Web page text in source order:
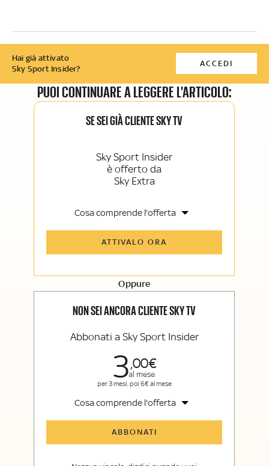
Hai già attivato
Sky Sport Insider?
ACCEDI
PUOI CONTINUARE A LEGGERE L'ARTICOLO:
SE SEI GIÀ CLIENTE SKY TV
Sky Sport Insider
è offerto da
Sky Extra
Cosa comprende l'offerta
Sky TG24 Insider
Sport e Sky TG24
La newsletter esclusiva di Sky Sport
ATTIVALO ORA
Oppure
NON SEI ANCORA CLIENTE SKY TV
Abbonati a Sky Sport Insider
300
al mese
per 3 mesi, poi 6€ al mese
Cosa comprende l'offerta
ABBONATI